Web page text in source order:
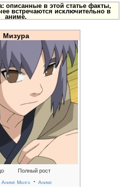
в этой статье факты,
встречаются исключительно в
аниме.
Мизура
Аниме
Полный рост
Манга ・ Аниме